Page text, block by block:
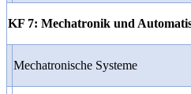
KF 7: Mechatronik und
Mechatronische Systeme